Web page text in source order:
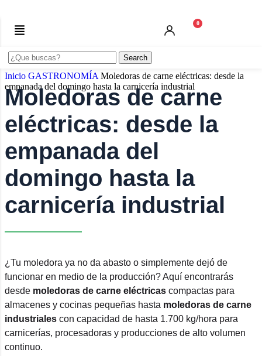
0
Search
Inicio GASTRONOMÍA Moledoras de carne eléctricas: desde la
empanada del domingo hasta la carnicería industrial
Moledoras de carne
eléctricas: desde la
empanada del
domingo hasta la
carnicería industrial
¿Tu moledora ya no da abasto o simplemente dejó de
funcionar en medio de la producción? Aquí encontrarás
desde moledoras de carne eléctricas compactas para
almacenes y cocinas pequeñas hasta moledoras de carne
industriales con capacidad de hasta 1.700 kg/hora para
carnicerías, procesadoras y producciones de alto volumen
continuo.